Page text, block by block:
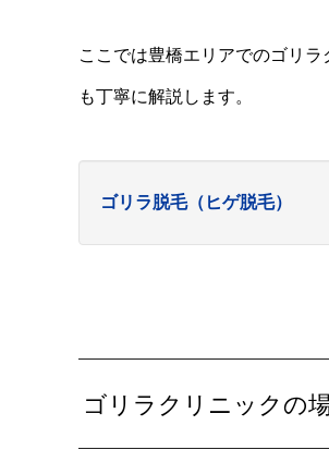
ここでは豊橋エリアでのゴリ
も丁寧に解説します。
ゴリラ脱毛（ヒゲ脱毛）
ゴリラクリニックの